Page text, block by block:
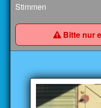
Stimmen
Bitte nur